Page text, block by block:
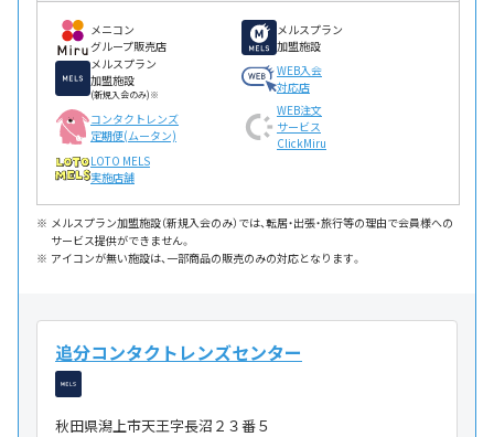
メニコン
グループ販売店
メルスプラン
加盟施設
メルスプラン
加盟施設
(新規入会のみ)※
WEB入会
対応店
コンタクトレンズ
定期便(ムータン)
WEB注文
サービス
ClickMiru
LOTO MELS
実施店舗
メルスプラン加盟施設（新規入会のみ）では、転居・出張・旅行等の理由で会員様への
サービス提供ができません。
アイコンが無い施設は、一部商品の販売のみの対応となります。
追分コンタクトレンズセンター
秋田県潟上市天王字長沼２３番５